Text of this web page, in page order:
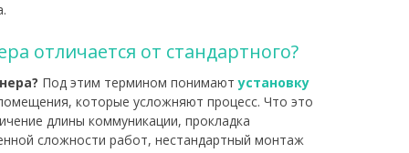
отличается от стандартного?
Под этим термином понимаютустановку
которые усложняют процесс. Что это
длины коммуникации, прокладка
сложности работ, нестандартный монтаж